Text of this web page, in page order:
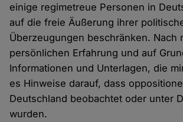
einige regimetreue Personen in
auf die freie Äußerung ihrer
Überzeugungen beschränken. Nach
persönlichen Erfahrung und auf
Informationen und Unterlagen, die
es Hinweise darauf, dass
Deutschland beobachtet oder unter
wurden.